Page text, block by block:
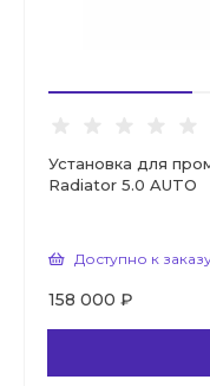
Установка для
Radiator 5.0 AUTO
Доступно к
158 000 ₽